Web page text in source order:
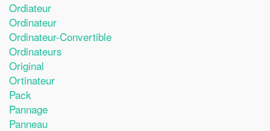
Ordiateur
Ordinateur
Ordinateur-Convertible
Ordinateurs
Original
Ortinateur
Pack
Pannage
Panneau